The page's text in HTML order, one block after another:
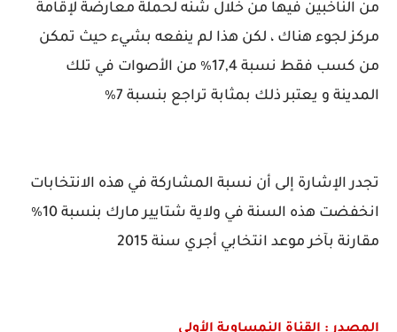
من الناخبين فيها من خلال شنه لحملة معارضة لإقامة
مركز لجوء هناك ، لكن هذا لم ينفعه بشيء حيث تمكن
من كسب فقط نسبة 17,4٪ من الأصوات في تلك
المدينة و يعتبر ذلك بمثابة تراجع بنسبة 7٪
تجدر الإشارة إلى أن نسبة المشاركة في هذه الانتخابات
انخفضت هذه السنة في ولاية شتايير مارك بنسبة 10٪
مقارنة بآخر موعد انتخابي أجري سنة 2015